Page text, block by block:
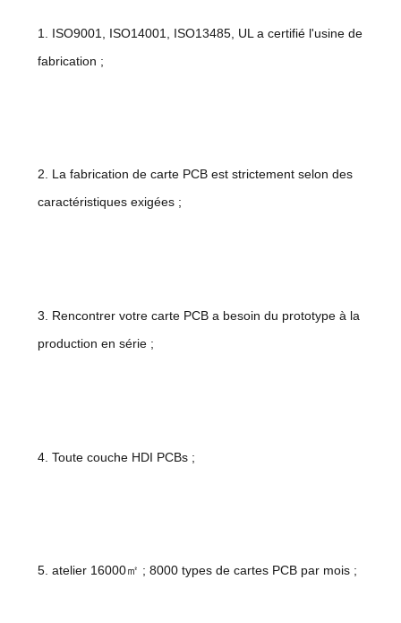
1. ISO9001, ISO14001, ISO13485, UL a certifié l'usine de
fabrication ;
2. La fabrication de carte PCB est strictement selon des
caractéristiques exigées ;
3. Rencontrer votre carte PCB a besoin du prototype à la
production en série ;
4. Toute couche HDI PCBs ;
5. atelier 16000㎡ ; 8000 types de cartes PCB par mois ;